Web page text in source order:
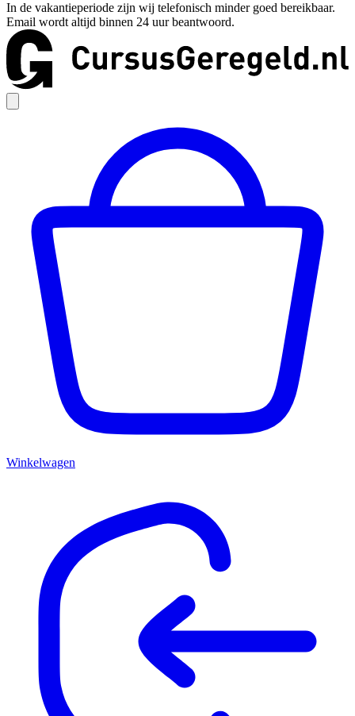
In de vakantieperiode zijn wij telefonisch minder goed bereikbaar.
Email wordt altijd binnen 24 uur beantwoord.
Winkelwagen